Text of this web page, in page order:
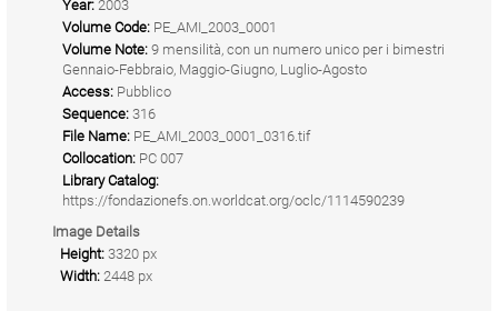
Year: 2003
Volume Code: PE_AMI_2003_0001
Volume Note: 9 mensilità, con un numero unico per i bimestri
Gennaio-Febbraio, Maggio-Giugno, Luglio-Agosto
Access: Pubblico
Sequence: 316
File Name: PE_AMI_2003_0001_0316.tif
Collocation: PC 007
Library Catalog:
https://fondazionefs.on.worldcat.org/oclc/1114590239
Image Details
Height: 3320 px
Width: 2448 px